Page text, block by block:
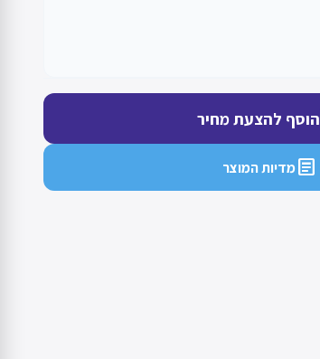
הוסף להצעת מחיר
articleמדיות המוצר